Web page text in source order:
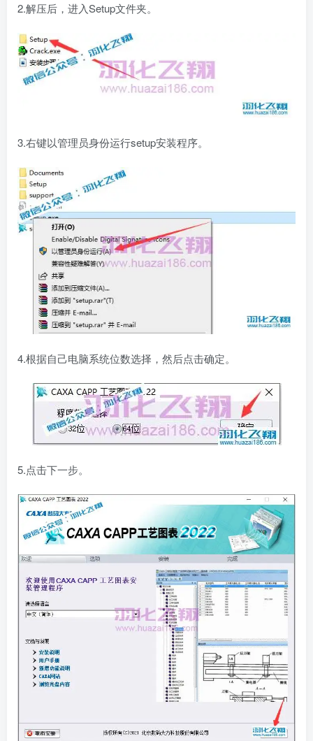
2.解压后，进入Setup文件夹。
3.右键以管理员身份运行setup安装程序。
4.根据自己电脑系统位数选择，然后点击确定。
5.点击下一步。